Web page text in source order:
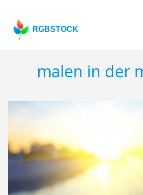
RGBSTOCK
malen in der